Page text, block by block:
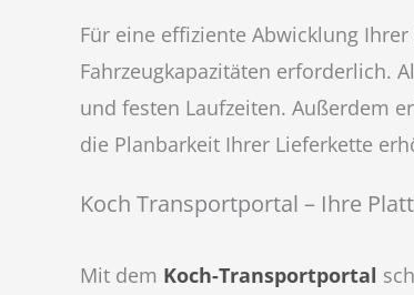
Für eine effiziente Abwicklung
Fahrzeugkapazitäten erforderlich.
und festen Laufzeiten. Außerdem
die Planbarkeit Ihrer Lieferkette
Koch Transportportal – Ihre
Mit dem Koch-Transportportal